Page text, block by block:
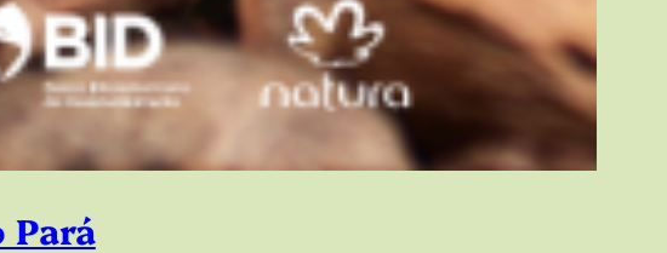
Pará